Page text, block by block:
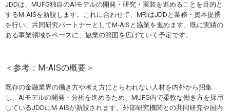
JDDは、MUFG独自のAIモデルの開発・研究・実装を進めることを目的と
するM-AISを新設します。これに合わせて、MRIはJDDと業務・資本提携
を行い、共同研究パートナーとしてM-AISと協業を進めます。既に実績の
ある事業領域をベースに、協業の範囲を広げていく予定です。
＜参考：M-AISの概要＞
既存の金融業界の働き方や考え方にとらわれない人材を内外から招集
し、AIモデルの開発・分析を進めるため、MUFG内で柔軟な働き方を採用
しているJDDにM-AISが新設されます。外部研究機関との共同研究や国内